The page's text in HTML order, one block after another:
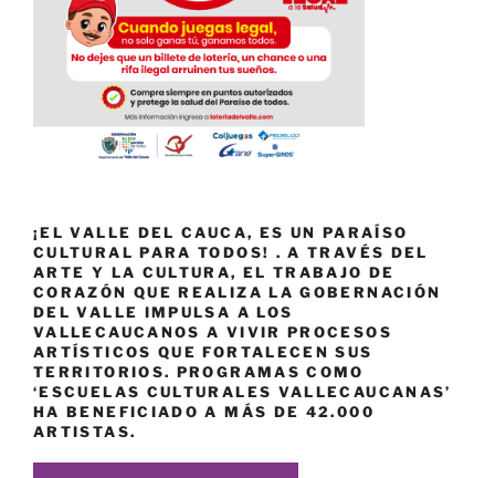
¡EL VALLE DEL CAUCA, ES UN PARAÍSO
CULTURAL PARA TODOS! . A TRAVÉS DEL
ARTE Y LA CULTURA, EL TRABAJO DE
CORAZÓN QUE REALIZA LA GOBERNACIÓN
DEL VALLE IMPULSA A LOS
VALLECAUCANOS A VIVIR PROCESOS
ARTÍSTICOS QUE FORTALECEN SUS
TERRITORIOS. PROGRAMAS COMO
‘ESCUELAS CULTURALES VALLECAUCANAS’
HA BENEFICIADO A MÁS DE 42.000
ARTISTAS.